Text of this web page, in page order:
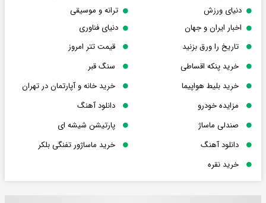
دنیای ورزش
ترانه و موسیقی
اخبار ایران و جهان
دنیای فناوری
تاریخ را ورق بزنید
قیمت تتر امروز
خرید پنکه اقساطی
سنگ قبر
خرید بلیط هواپیما
خرید خانه و آپارتمان در تهران
مزایده خودرو
دانلود آهنگ
صندلی ماساژ
پارتیشن شیشه ای
دانلود آهنگ
خرید ماساژور تفنگی بلکر
خرید نقره